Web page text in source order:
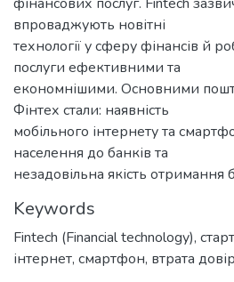
впроваджують новітні
технології у сферу фінансів й
послуги ефективними та
економнішими. Основними
Фінтех стали: наявність
мобільного інтернету та
населення до банків та
незадовільна якість отримання
Keywords
Fintech (Financial technology),
інтернет, смартфон, втрата